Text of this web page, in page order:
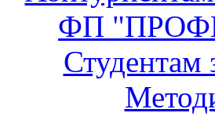
ФП
Студентам